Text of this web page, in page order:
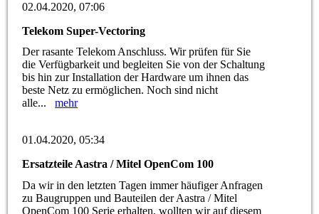
02.04.2020, 07:06
Telekom Super-Vectoring
Der rasante Telekom Anschluss. Wir prüfen für Sie
die Verfügbarkeit und begleiten Sie von der Schaltung
bis hin zur Installation der Hardware um ihnen das
beste Netz zu ermöglichen. Noch sind nicht
alle...mehr
01.04.2020, 05:34
Ersatzteile Aastra / Mitel OpenCom 100
Da wir in den letzten Tagen immer häufiger Anfragen
zu Baugruppen und Bauteilen der Aastra / Mitel
OpenCom 100 Serie erhalten, wollten wir auf diesem